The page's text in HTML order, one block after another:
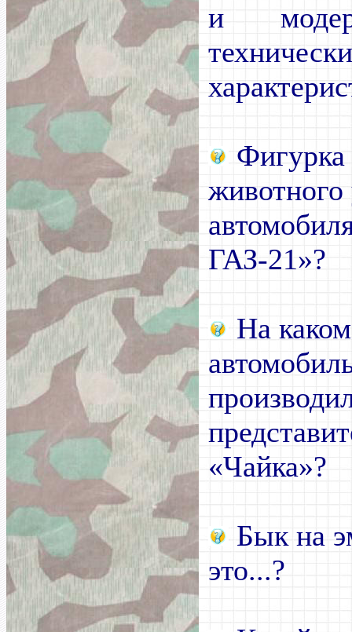
и
Фигурка
животного
ГАЗ-21»?
На каком
«Чайка»?
Бык на
это...?